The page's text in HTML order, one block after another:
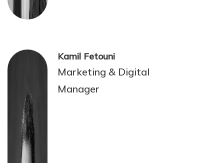
Kamil Fetouni
Marketing & Digital
Manager